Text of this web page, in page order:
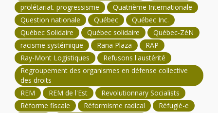
prolétariat. progressisme
Quatrième Internationale
Question nationale
Québec
Québec Inc.
Québec Solidaire
Québec solidaire
Québec-ZéN
racisme systémique
Rana Plaza
RAP
Ray-Mont Logistiques
Refusons l'austérité
Regroupement des organismes en défense collective
des droits
REM
REM de l'Est
Revolutionnary Socialists
Réforme fiscale
Réformisme radical
Réfugié-e